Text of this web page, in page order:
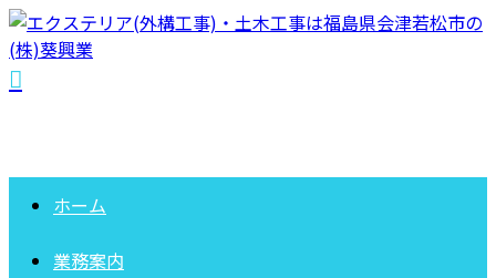
ホーム
業務案内